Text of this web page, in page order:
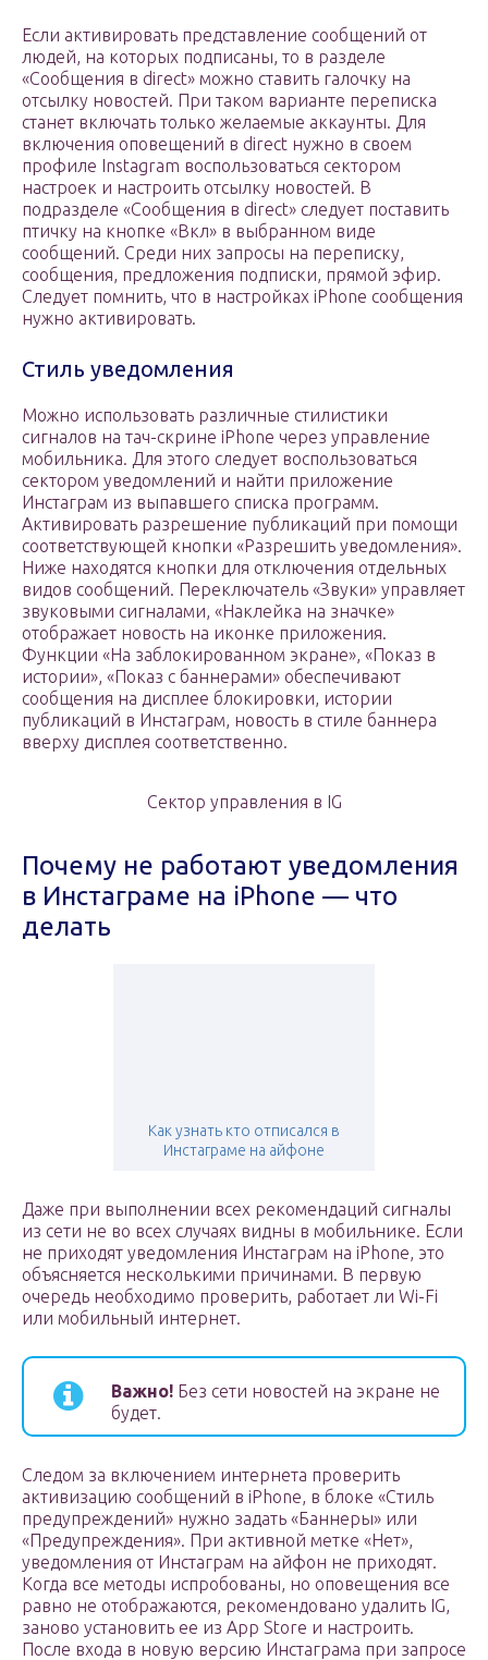
Если активировать представление сообщений от
людей, на которых подписаны, то в разделе
«Сообщения в direct» можно ставить галочку на
отсылку новостей. При таком варианте переписка
станет включать только желаемые аккаунты. Для
включения оповещений в direct нужно в своем
профиле Instagram воспользоваться сектором
настроек и настроить отсылку новостей. В
подразделе «Сообщения в dirесt» следует поставить
птичку на кнопке «Вкл» в выбранном виде
сообщений. Среди них запросы на переписку,
сообщения, предложения подписки, прямой эфир.
Следует помнить, что в настройках iPhone сообщения
нужно активировать.
Стиль уведомления
Можно использовать различные стилистики
сигналов на тач-скрине iPhone через управление
мобильника. Для этого следует воспользоваться
сектором уведомлений и найти приложение
Инстаграм из выпавшего списка программ.
Активировать разрешение публикаций при помощи
соответствующей кнопки «Разрешить уведомления».
Ниже находятся кнопки для отключения отдельных
видов сообщений. Переключатель «Звуки» управляет
звуковыми сигналами, «Наклейка на значке»
отображает новость на иконке приложения.
Функции «На заблокированном экране», «Показ в
истории», «Показ с баннерами» обеспечивают
сообщения на дисплее блокировки, истории
публикаций в Инстаграм, новость в стиле баннера
вверху дисплея соответственно.
Сектор управления в IG
Почему не работают уведомления
в Инстаграме на iPhone — что
делать
Как узнать кто отписался в
Инстаграме на айфоне
Даже при выполнении всех рекомендаций сигналы
из сети не во всех случаях видны в мобильнике. Если
не приходят уведомления Инстаграм на iPhone, это
объясняется несколькими причинами. В первую
очередь необходимо проверить, работает ли Wi-Fi
или мобильный интернет.
Важно! Без сети новостей на экране не
будет.
Следом за включением интернета проверить
активизацию сообщений в iPhone, в блоке «Стиль
предупреждений» нужно задать «Баннеры» или
«Предупреждения». При активной метке «Нет»,
уведомления от Инстаграм на айфон не приходят.
Когда все методы испробованы, но оповещения все
равно не отображаются, рекомендовано удалить IG,
заново установить ее из App Store и настроить.
После входа в новую версию Инстаграма при запросе